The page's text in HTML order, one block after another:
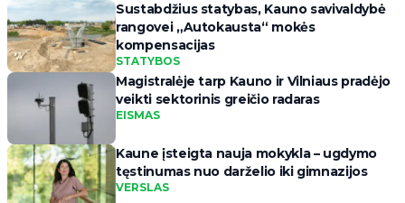
Sustabdžius statybas, Kauno savivaldybė
rangovei „Autokausta“ mokės
kompensacijas
STATYBOS
Magistralėje tarp Kauno ir Vilniaus pradėjo
veikti sektorinis greičio radaras
EISMAS
Kaune įsteigta nauja mokykla – ugdymo
tęstinumas nuo darželio iki gimnazijos
VERSLAS